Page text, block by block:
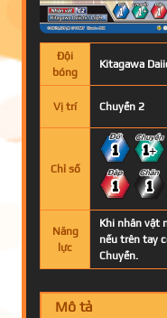
Đội
bóng
Kitagawa
Vị trí Chuyền 2
Chỉ số
1 1+
1 1
Năng
lực
Khi nhân vật
nếu trên tay
Chuyền.
Mô tả